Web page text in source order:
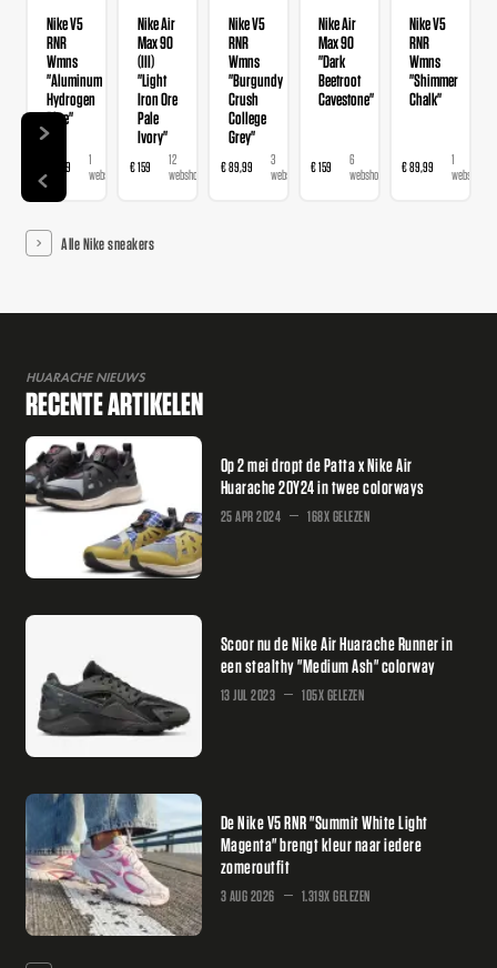
Nike V5
RNR
Wmns
"Aluminum
Hydrogen
Blue"
€ 89,99
1
webshop
Nike Air
Max 90
(III)
"Light
Iron Ore
Pale
Ivory"
€ 159
12
webshops
Nike V5
RNR
Wmns
"Burgundy
Crush
College
Grey"
€ 89,99
3
webshops
Nike Air
Max 90
"Dark
Beetroot
Cavestone"
€ 159
6
webshops
Nike V5
RNR
Wmns
"Shimmer
Chalk"
€ 89,99
1
webshop
Alle Nike sneakers
HUARACHE NIEUWS
RECENTE ARTIKELEN
Op 2 mei dropt de Patta x Nike Air
Huarache 20Y24 in twee colorways
25 APR 2024 168X GELEZEN
Scoor nu de Nike Air Huarache Runner in
een stealthy "Medium Ash" colorway
13 JUL 2023 105X GELEZEN
De Nike V5 RNR "Summit White Light
Magenta" brengt kleur naar iedere
zomeroutfit
3 AUG 2026 1.319X GELEZEN